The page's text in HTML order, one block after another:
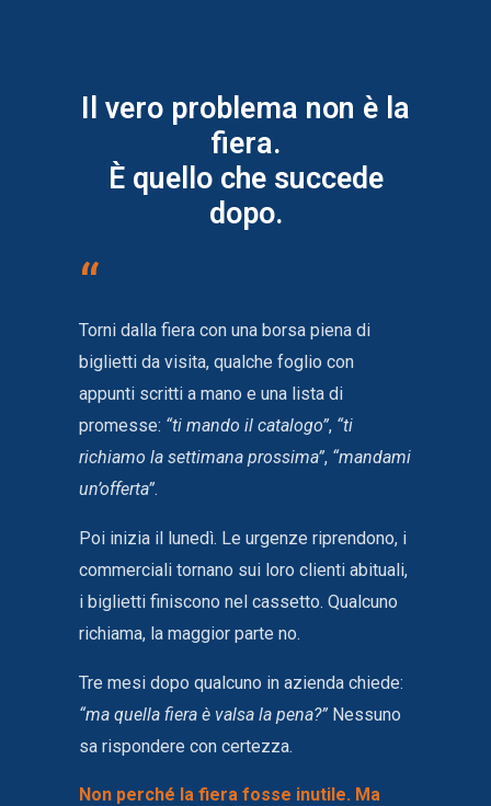
Il vero problema non è la
fiera.
È quello che succede
dopo.
“
Torni dalla fiera con una borsa piena di
biglietti da visita, qualche foglio con
appunti scritti a mano e una lista di
promesse: “ti mando il catalogo”, “ti
richiamo la settimana prossima”, “mandami
un’offerta”.
Poi inizia il lunedì. Le urgenze riprendono, i
commerciali tornano sui loro clienti abituali,
i biglietti finiscono nel cassetto. Qualcuno
richiama, la maggior parte no.
Tre mesi dopo qualcuno in azienda chiede:
“ma quella fiera è valsa la pena?” Nessuno
sa rispondere con certezza.
Non perché la fiera fosse inutile. Ma